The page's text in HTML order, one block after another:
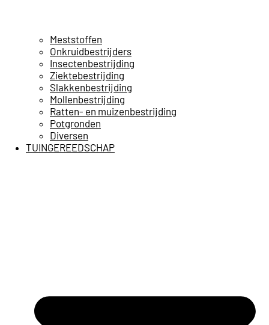
Meststoffen
Onkruidbestrijders
Insectenbestrijding
Ziektebestrijding
Slakkenbestrijding
Mollenbestrijding
Ratten- en muizenbestrijding
Potgronden
Diversen
TUINGEREEDSCHAP